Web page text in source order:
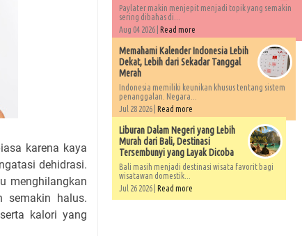
karena kaya
dehidrasi.
menghilangkan
semakin halus.
kalori yang
Paylater makin menjepit menjadi topik yang semakin
sering dibahas di...
Aug 04 2026 | Read more
Memahami Kalender Indonesia Lebih
Dekat, Lebih dari Sekadar Tanggal
Merah
Indonesia memiliki keunikan khusus tentang sistem
penanggalan. Negara...
Jul 28 2026 | Read more
Liburan Dalam Negeri yang Lebih
Murah dari Bali, Destinasi
Tersembunyi yang Layak Dicoba
Bali masih menjadi destinasi wisata favorit bagi
wisatawan domestik...
Jul 26 2026 | Read more